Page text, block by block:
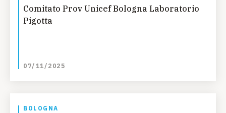
Comitato Prov Unicef Bologna Laboratorio
Pigotta
07/11/2025
BOLOGNA